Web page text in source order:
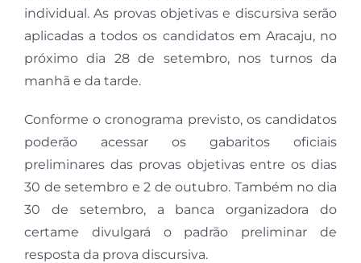
individual. As provas objetivas e discursiva serão
aplicadas a todos os candidatos em Aracaju, no
próximo dia 28 de setembro, nos turnos da
manhã e da tarde.
Conforme o cronograma previsto, os candidatos
poderão acessar os gabaritos oficiais
preliminares das provas objetivas entre os dias
30 de setembro e 2 de outubro. Também no dia
30 de setembro, a banca organizadora do
certame divulgará o padrão preliminar de
resposta da prova discursiva.